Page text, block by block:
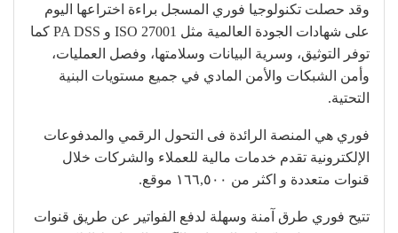
وقد حصلت تكنولوجيا فوري المسجل براءة اختراعها اليوم
على شهادات الجودة العالمية مثل ISO 27001 و PA DSS كما
توفر التوثيق، وسرية البيانات وسلامتها، وفصل العمليات،
وأمن الشبكات والأمن المادي في جميع مستويات البنية
التحتية.
فوري هي المنصة الرائدة فى التحول الرقمي والمدفوعات
الإلكترونية تقدم خدمات مالية للعملاء والشركات خلال
قنوات متعددة و اكثر من ١٦٦,٥٠٠ موقع.
تتيح فوري طرق آمنة وسهلة لدفع الفواتير عن طريق قنوات